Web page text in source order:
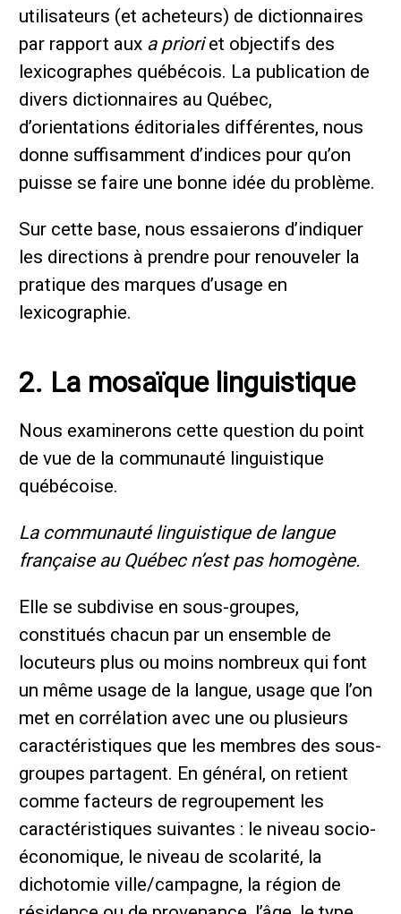
utilisateurs (et acheteurs) de dictionnaires
par rapport aux a prioriet objectifs des
lexicographes québécois. La publication de
divers dictionnaires au Québec,
d’orientations éditoriales différentes, nous
donne suffisamment d’indices pour qu’on
puisse se faire une bonne idée du problème.
Sur cette base, nous essaierons d’indiquer
les directions à prendre pour renouveler la
pratique des marques d’usage en
lexicographie.
2. La mosaïque linguistique
Nous examinerons cette question du point
de vue de la communauté linguistique
québécoise.
La communauté linguistique de langue
française au Québec n’est pas homogène.
Elle se subdivise en sous-groupes,
constitués chacun par un ensemble de
locuteurs plus ou moins nombreux qui font
un même usage de la langue, usage que l’on
met en corrélation avec une ou plusieurs
caractéristiques que les membres des sous-
groupes partagent. En général, on retient
comme facteurs de regroupement les
caractéristiques suivantes : le niveau socio-
économique, le niveau de scolarité, la
dichotomie ville/campagne, la région de